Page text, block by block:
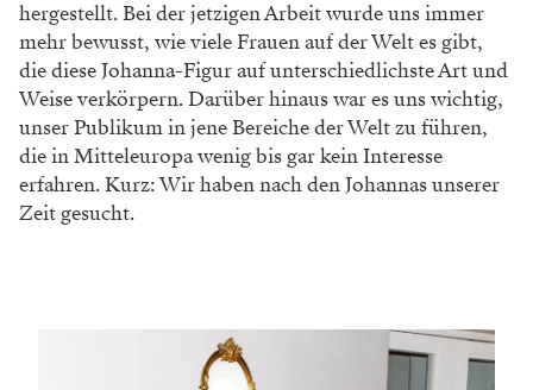
hergestellt. Bei der jetzigen Arbeit wurde uns immer
mehr bewusst, wie viele Frauen auf der Welt es gibt,
die diese Johanna-Figur auf unterschiedlichste Art und
Weise verkörpern. Darüber hinaus war es uns wichtig,
unser Publikum in jene Bereiche der Welt zu führen,
die in Mitteleuropa wenig bis gar kein Interesse
erfahren. Kurz: Wir haben nach den Johannas unserer
Zeit gesucht.